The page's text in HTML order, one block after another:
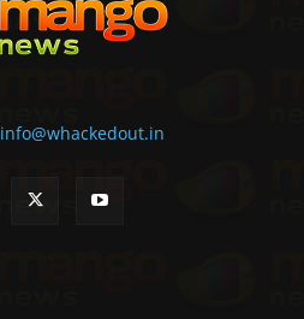
info@whackedout.in